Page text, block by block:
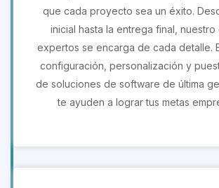
que cada proyecto sea un éxito.
inicial hasta la entrega final,
expertos se encarga de cada detalle.
configuración, personalización y
de soluciones de software de última
te ayuden a lograr tus metas